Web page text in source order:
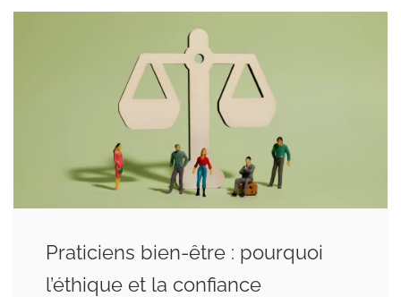
Praticiens bien-être : pourquoi
l’éthique et la confiance